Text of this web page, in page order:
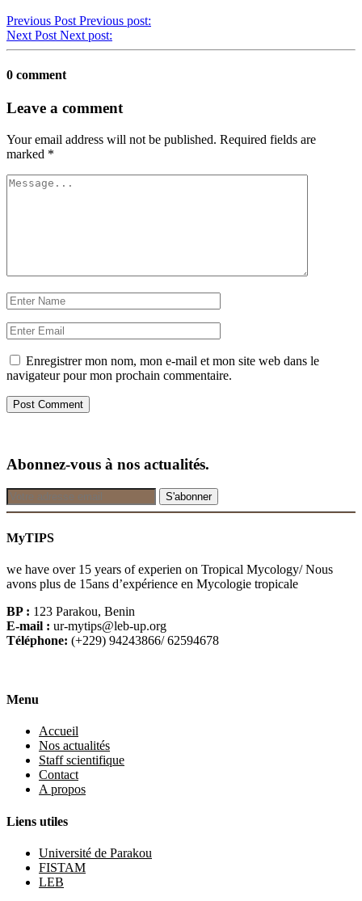
Previous Post Previous post:
Next Post Next post:
0 comment
Leave a comment
Your email address will not be published. Required fields are
marked *
Enregistrer mon nom, mon e-mail et mon site web dans le
navigateur pour mon prochain commentaire.
Abonnez-vous à nos actualités.
MyTIPS
we have over 15 years of experien on Tropical Mycology/ Nous
avons plus de 15ans d’expérience en Mycologie tropicale
BP : 123 Parakou, Benin
E-mail : ur-mytips@leb-up.org
Téléphone: (+229) 94243866/ 62594678
Menu
Accueil
Nos actualités
Staff scientifique
Contact
A propos
Liens utiles
Université de Parakou
FISTAM
LEB